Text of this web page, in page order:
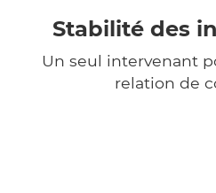
Stabilité des
Un seul intervenant
relation de